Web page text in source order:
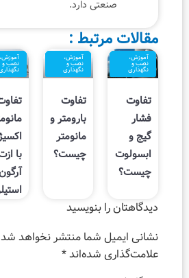
:
آموزش،
نصب و
نگهداری
تفاوت
بارومتر و
مانومتر
چیست؟
آموزش،
نصب و
نگهداری
تفاوت
مانومتر
اکسیژن
با ازت،
تحلیل و
مقایسه
فلومتر و
مانومتر
چیست؟
بنویسید
شما منتشر نخواهد شد. بخش‌های موردنیاز
شده‌اند*